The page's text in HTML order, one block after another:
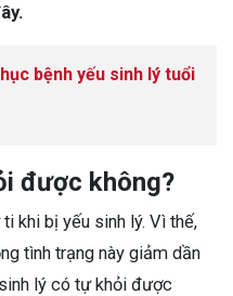
bệnh yếu sinh lý tuổi
được không?
khi bị yếu sinh lý. Vì thế,
tình trạng này giảm dần
lý có tự khỏi được